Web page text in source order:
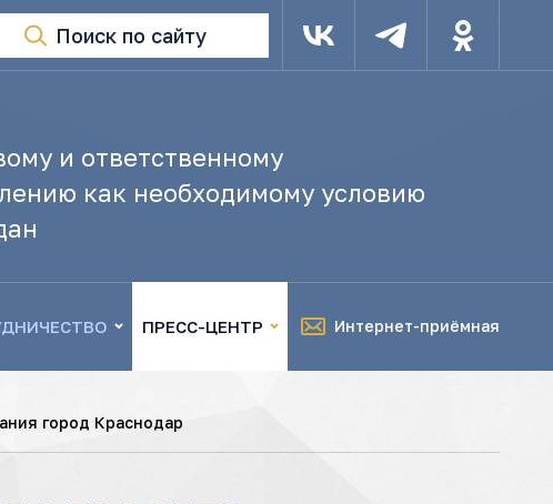
Поиск по сайту
и ответственному
как необходимому условию
ПРЕСС-ЦЕНТР Интернет-приёмная
город Краснодар